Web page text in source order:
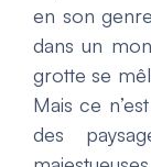
en son
dans un
grotte se
Mais ce
des